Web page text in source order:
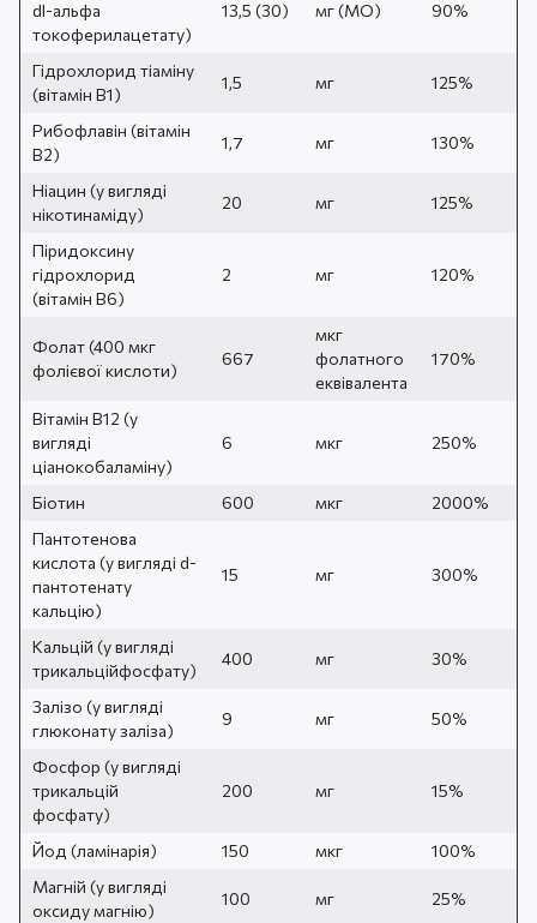
dl-альфа
токоферилацетату)
13,5 (30) мг (МО) 90%
Гідрохлорид тіаміну
(вітамін B1)
1,5 мг 125%
Рибофлавін (вітамін
B2)
1,7 мг 130%
Ніацин (у вигляді
нікотинаміду)
20 мг 125%
Піридоксину
гідрохлорид
(вітамін B6)
2 мг 120%
Фолат (400 мкг
фолієвої кислоти)
667
мкг
фолатного
еквівалента
170%
Вітамін В12 (у
вигляді
ціанокобаламіну)
6 мкг 250%
Біотин 600 мкг
2000%
Пантотенова
кислота (у вигляді d-
пантотенату
кальцію)
15 мг 300%
Кальцій (у вигляді
трикальційфосфату)
400 мг 30%
Залізо (у вигляді
глюконату заліза)
9 мг 50%
Фосфор (у вигляді
трикальцій
фосфату)
200 мг 15%
Йод (ламінарія) 150 мкг
100%
Магній (у вигляді
оксиду магнію)
100 мг 25%